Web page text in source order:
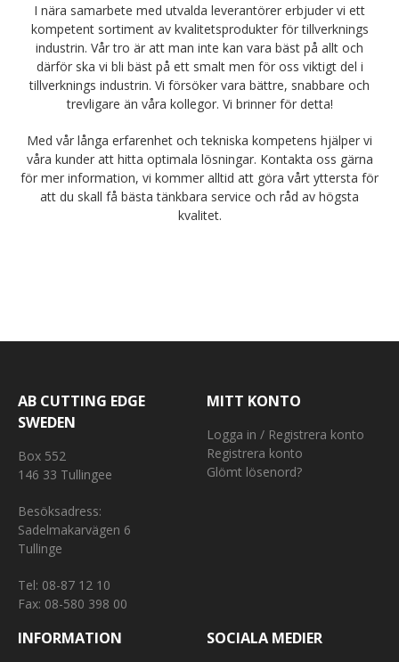
I nära samarbete med utvalda leverantörer erbjuder vi ett
kompetent sortiment av kvalitetsprodukter för tillverknings
industrin. Vår tro är att man inte kan vara bäst på allt och
därför ska vi bli bäst på ett smalt men för oss viktigt del i
tillverknings industrin. Vi försöker vara bättre, snabbare och
trevligare än våra kollegor. Vi brinner för detta!
Med vår långa erfarenhet och tekniska kompetens hjälper vi
våra kunder att hitta optimala lösningar. Kontakta oss gärna
för mer information, vi kommer alltid att göra vårt yttersta för
att du skall få bästa tänkbara service och råd av högsta
kvalitet.
AB CUTTING EDGE
SWEDEN
Box 552
146 33 Tullingee
Besöksadress:
Sadelmakarvägen 6
Tullinge
Tel: 08-87 12 10
Fax: 08-580 398 00
MITT KONTO
Logga in / Registrera konto
Registrera konto
Glömt lösenord?
INFORMATION SOCIALA MEDIER